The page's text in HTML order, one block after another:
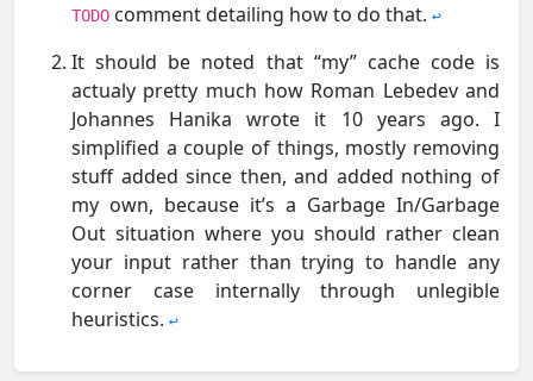
TODO comment detailing how to do that. ↩︎
It should be noted that “my” cache code is
actualy pretty much how Roman Lebedev and
Johannes Hanika wrote it 10 years ago. I
simplified a couple of things, mostly removing
stuff added since then, and added nothing of
my own, because it’s a Garbage In/Garbage
Out situation where you should rather clean
your input rather than trying to handle any
corner case internally through unlegible
heuristics. ↩︎